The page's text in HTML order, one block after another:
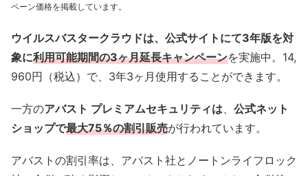
ペーン価格を掲載しています。
ウイルスバスタークラウドは、公式サイトにて3年版を対
象に利用可能期間の3ヶ月延長キャンペーンを実施中。14,
960円（税込）で、3年3ヶ月使用することができます。
一方のアバスト プレミアムセキュリティは、 公式ネット
ショップで最大75％の割引販売が行われています。
アバストの割引率は、アバスト社とノートンライフロック